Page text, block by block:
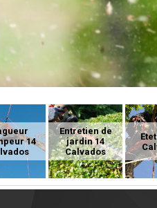
14
Entretien de
jardin 14
Calvados